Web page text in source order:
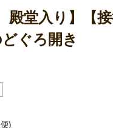
堂入り】【接
ぐろ開き
)